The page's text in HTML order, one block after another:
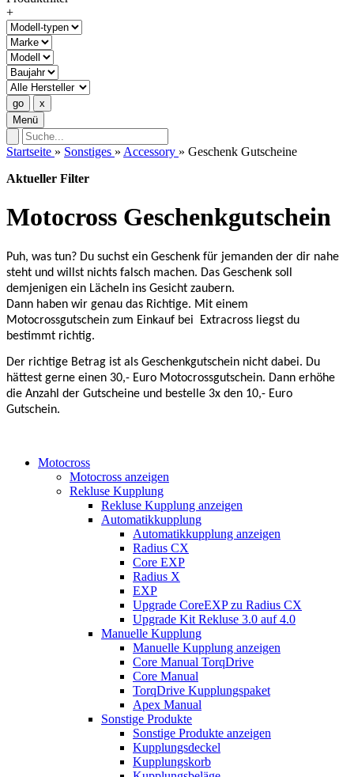
+
Menü
Startseite » Sonstiges » Accessory » Geschenk Gutscheine
Aktueller Filter
Motocross Geschenkgutschein
Puh, was tun? Du suchst ein Geschenk für jemanden der dir nahe
steht und willst nichts falsch machen. Das Geschenk soll
demjenigen ein Lächeln ins Gesicht zaubern.
Dann haben wir genau das Richtige. Mit einem
Motocrossgutschein zum Einkauf bei
Extracross liegst du
bestimmt richtig.
Der richtige Betrag ist als Geschenkgutschein nicht dabei. Du
hättest gerne einen 30,- Euro Motocrossgutschein. Dann erhöhe
die Anzahl der Gutscheine und bestelle 3x den 10,- Euro
Gutschein.
Motocross
Motocross anzeigen
Rekluse Kupplung
Rekluse Kupplung anzeigen
Automatikkupplung
Automatikkupplung anzeigen
Radius CX
Core EXP
Radius X
EXP
Upgrade CoreEXP zu Radius CX
Upgrade Kit Rekluse 3.0 auf 4.0
Manuelle Kupplung
Manuelle Kupplung anzeigen
Core Manual TorqDrive
Core Manual
TorqDrive Kupplungspaket
Apex Manual
Sonstige Produkte
Sonstige Produkte anzeigen
Kupplungsdeckel
Kupplungskorb